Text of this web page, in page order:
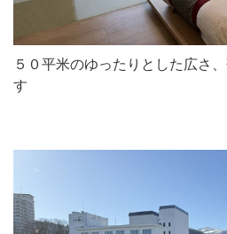
５０平米のゆったりとした広さ
す